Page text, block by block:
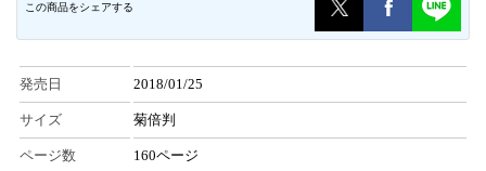
この商品をシェアする
発売日 2018/01/25
サイズ 菊倍判
ページ数 160ページ